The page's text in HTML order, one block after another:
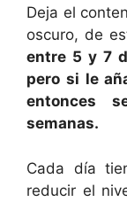
Deja el
oscuro, de
entre 5 y 7
pero si le
entonces
semanas.
Cada día
reducir el